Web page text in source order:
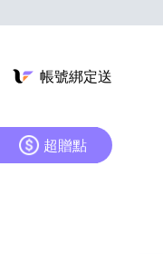
帳號綁定送
超贈點